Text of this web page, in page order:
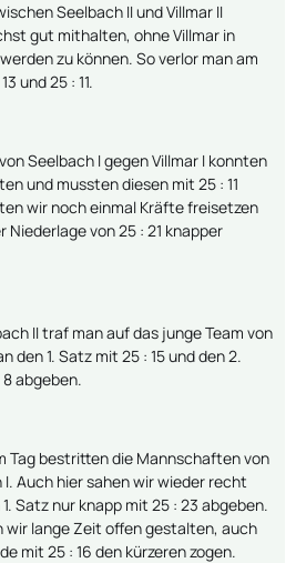
Seelbach II und Villmar II
gut mithalten, ohne Villmar in
zu können. So verlor man am
und 25 : 11.
Seelbach I gegen Villmar I konnten
und mussten diesen mit 25 : 11
wir noch einmal Kräfte freisetzen
von 25 : 21 knapper
II traf man auf das junge Team von
den 1. Satz mit 25 : 15 und den 2.
abgeben.
Tag bestritten die Mannschaften von
I. Auch hier sahen wir wieder recht
Satz nur knapp mit 25 : 23 abgeben.
wir lange Zeit offen gestalten, auch
mit 25 : 16 den kürzeren zogen.